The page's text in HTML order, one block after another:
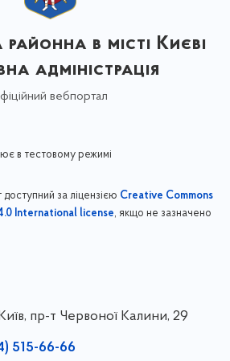
в місті Києві
адміністрація
вебпортал
в тестовому режимі
доступний за ліцензією Creative Commons
International license, якщо не зазначено
пр-т Червоної Калини, 29
515-66-66